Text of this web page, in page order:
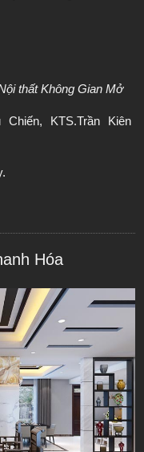
thất Không Gian Mở
KTS.Trần Kiên
Hóa